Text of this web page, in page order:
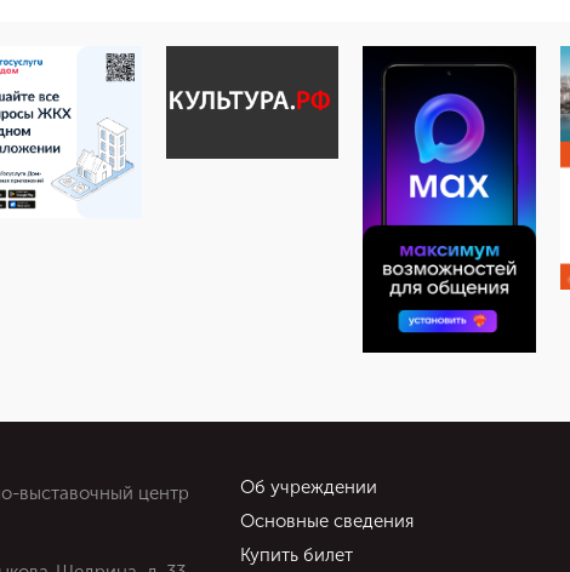
выставочный центр
Об учреждении
Основные сведения
Купить билет